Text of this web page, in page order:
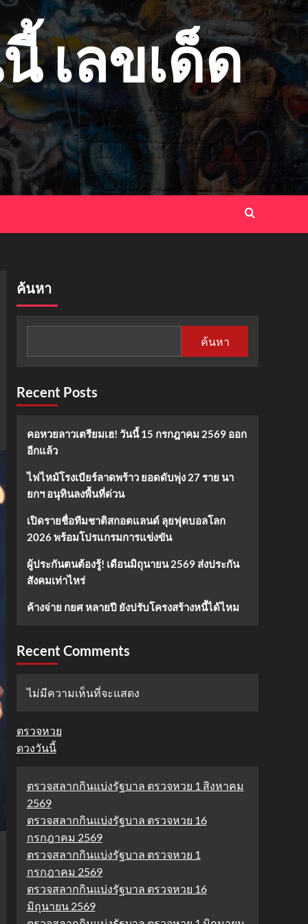
เลขเด็ด
ค้นหา
ค้นหา
Recent Posts
คอหวยลาวเตรียมเฮ! วันนี้ 15 กรกฎาคม 2569 ออก
อีกแล้ว
ไฟไหม้โรงเบียร์ลาดพร้าว ยอดดับพุ่ง 27 ราย นา
ยกฯ อนุทินลงพื้นที่ด่วน
เปิดรายชื่อทีมชาติสกอตแลนด์ ลุยฟุตบอลโลก
2026 พร้อมโปรแกรมการแข่งขัน
ผู้ประกันตนต้องรู้! เดือนมิถุนายน 2569 ส่งประกัน
สังคมเท่าไหร่
ค้างจ่าย กยศ หลายปี ยังปรับโครงสร้างหนี้ได้ไหม
Recent Comments
ไม่มีความเห็นที่จะแสดง
ตรวจหวย
ดวงวันนี้
ตรวจสลากกินแบ่งรัฐบาล ตรวจหวย 1 สิงหาคม
2569
ตรวจสลากกินแบ่งรัฐบาล ตรวจหวย 16
กรกฎาคม 2569
ตรวจสลากกินแบ่งรัฐบาล ตรวจหวย 1
กรกฎาคม 2569
ตรวจสลากกินแบ่งรัฐบาล ตรวจหวย 16
มิถุนายน 2569